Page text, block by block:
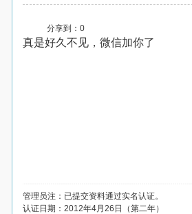
分享到： 0
真是好久不见，微信加你了
管理员注：已提交资料通过实名认证。
认证日期：2012年4月26日（第二年）